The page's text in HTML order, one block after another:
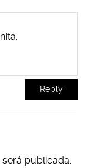
Reply
publicada.